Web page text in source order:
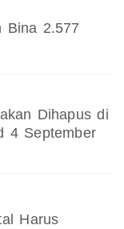
Bina 2.577
Dihapus di
4 September
Harus